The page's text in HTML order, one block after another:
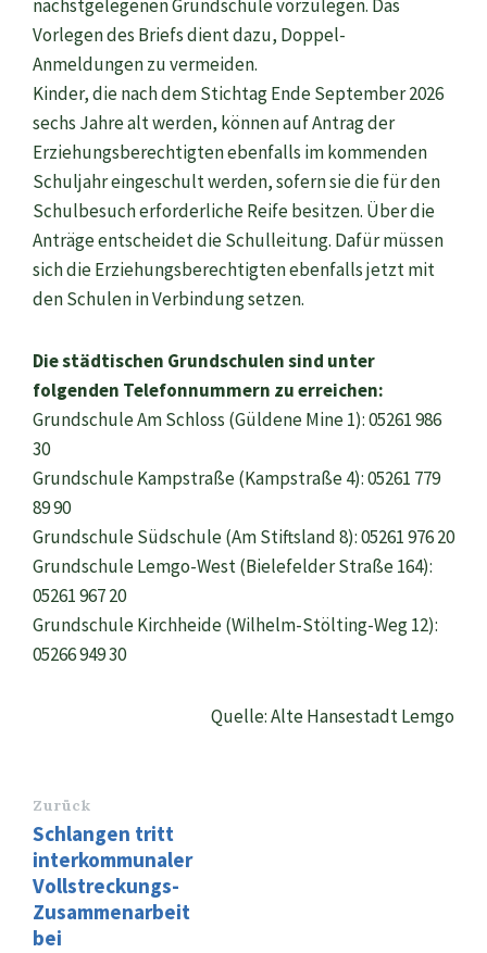
nächstgelegenen Grundschule vorzulegen. Das
Vorlegen des Briefs dient dazu, Doppel-
Anmeldungen zu vermeiden.
Kinder, die nach dem Stichtag Ende September 2026
sechs Jahre alt werden, können auf Antrag der
Erziehungsberechtigten ebenfalls im kommenden
Schuljahr eingeschult werden, sofern sie die für den
Schulbesuch erforderliche Reife besitzen. Über die
Anträge entscheidet die Schulleitung. Dafür müssen
sich die Erziehungsberechtigten ebenfalls jetzt mit
den Schulen in Verbindung setzen.
Die städtischen Grundschulen sind unter
folgenden Telefonnummern zu erreichen:
Grundschule Am Schloss (Güldene Mine 1): 05261 986
30
Grundschule Kampstraße (Kampstraße 4): 05261 779
89 90
Grundschule Südschule (Am Stiftsland 8): 05261 976 20
Grundschule Lemgo-West (Bielefelder Straße 164):
05261 967 20
Grundschule Kirchheide (Wilhelm-Stölting-Weg 12):
05266 949 30
Quelle: Alte Hansestadt Lemgo
Zurück
Schlangen tritt
interkommunaler
Vollstreckungs-
Zusammenarbeit
bei